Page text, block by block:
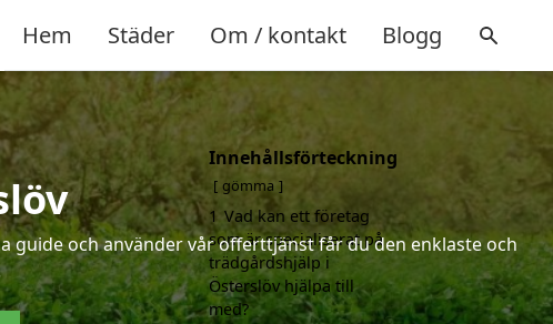
Hem Städer Om / kontakt Blogg
guide och använder vår offerttjänst får du den enklaste och
Innehållsförteckning
gömma
1 Vad kan ett företag
som är specialiserat på
trädgårdshjälp i
Österslöv hjälpa till
med?